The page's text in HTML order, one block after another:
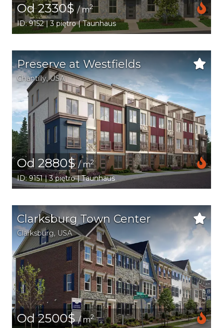
Od 2330$ / m2
ID: 9152 | 3 piętro | Taunhaus
Preserve at Westfields
Chantilly,USA
Od 2880$ / m2
ID: 9151 | 3 piętro | Taunhaus
Clarksburg Town Center
Clarksburg, USA
Od 2500$/ m2